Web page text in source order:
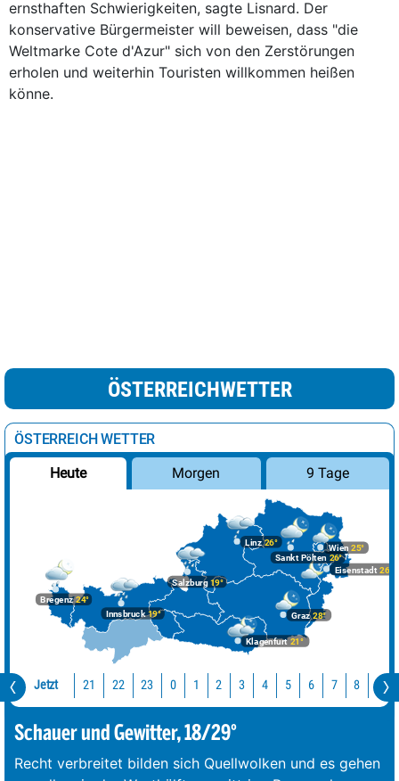
ernsthaften Schwierigkeiten, sagte Lisnard. Der
konservative Bürgermeister will beweisen, dass "die
Weltmarke Cote d'Azur" sich von den Zerstörungen
erholen und weiterhin Touristen willkommen heißen
könne.
ÖSTERREICHWETTER
ÖSTERREICH WETTER
Heute Morgen 9 Tage
Bregenz24°
Graz28°
Innsbruck19°
Klagenfurt 21°
Linz26°
Salzburg19°
Wien 25°
Eisenstadt 26°
Sankt Pölten 26°
Jetzt 21 22 23 0 1 2 3 4 5 6 7 8
Schauer und Gewitter, 18/29°
Recht verbreitet bilden sich Quellwolken und es gehen